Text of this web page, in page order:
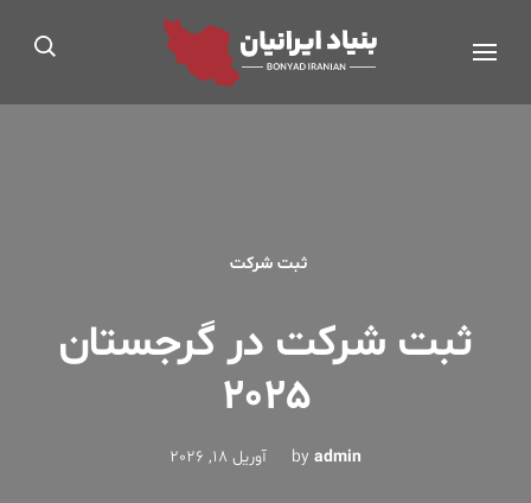
بنیاد ایرانیان®
مجوز رسمی از اداره کار، تعاون و رفاه اجتماعی
ثبت شرکت
ثبت شرکت در گرجستان
2025
byadmin آوریل 18, 2026